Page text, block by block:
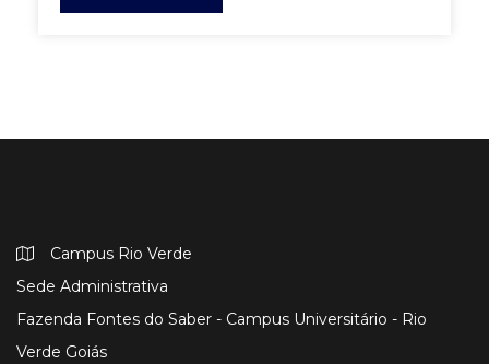
Campus Rio Verde
Sede Administrativa
Fazenda Fontes do Saber - Campus Universitário - Rio
Verde Goiás